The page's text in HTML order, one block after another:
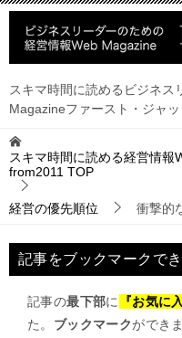
スキマ時間に読めるビジネス
Magazineファースト・ジャ
スキマ時間に読める経営情
from2011 TOP
経営の優先順位 衝撃的
記事をブックマークで
記事の最下部に 『お気に
た。 ブックマークができ